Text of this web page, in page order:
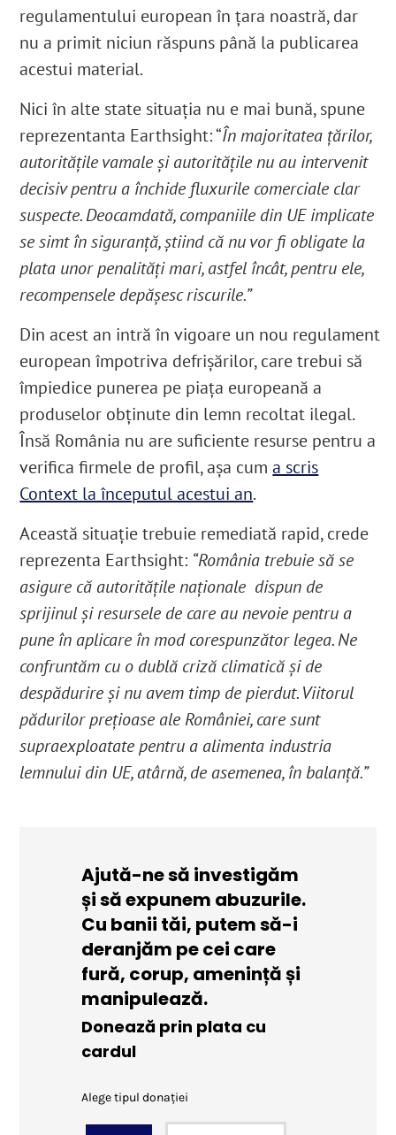
regulamentului european în țara noastră, dar
nu a primit niciun răspuns până la publicarea
acestui material.
Nici în alte state situația nu e mai bună, spune
reprezentanta Earthsight: “În majoritatea țărilor,
autoritățile vamale și autoritățile nu au intervenit
decisiv pentru a închide fluxurile comerciale clar
suspecte. Deocamdată, companiile din UE implicate
se simt în siguranță, știind că nu vor fi obligate la
plata unor penalități mari, astfel încât, pentru ele,
recompensele depășesc riscurile.”
Din acest an intră în vigoare un nou regulament
european împotriva defrișărilor, care trebui să
împiedice punerea pe piața europeană a
produselor obținute din lemn recoltat ilegal.
Însă România nu are suficiente resurse pentru a
verifica firmele de profil, așa cuma scris
Context la începutul acestui an.
Această situație trebuie remediată rapid, crede
reprezenta Earthsight: “România trebuie să se
asigure că autoritățile naționale dispun de
sprijinul și resursele de care au nevoie pentru a
pune în aplicare în mod corespunzător legea. Ne
confruntăm cu o dublă criză climatică și de
despădurire și nu avem timp de pierdut. Viitorul
pădurilor prețioase ale României, care sunt
supraexploatate pentru a alimenta industria
lemnului din UE, atârnă, de asemenea, în balanță.”
Ajută-ne să investigăm
și să expunem abuzurile.
Cu banii tăi, putem să-i
deranjăm pe cei care
fură, corup, amenință și
manipulează.
Donează prin plata cu
cardul
Alege tipul donației